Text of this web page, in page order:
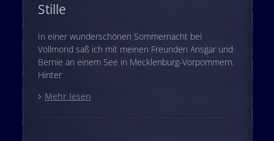
Stille
In einer wunderschönen Sommernacht bei
Vollmond saß ich mit meinen Freunden Ansgar und
Bernie an einem See in Mecklenburg-Vorpommern.
Hinter
Mehr lesen